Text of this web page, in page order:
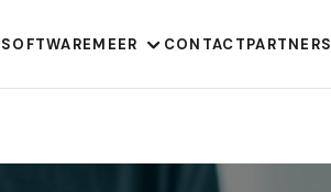
SOFTWAREMEER CONTACTPARTNERS